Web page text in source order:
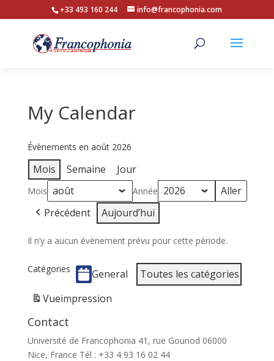
+33 493 160 244 info@francophonia.com
My Calendar
Évènements en août 2026
Mois Semaine Jour
Mois Année
Précédent Aujourd’hui
Il n’y a aucun évènement prévu pour cette période.
Catégories General
Toutes les catégories
Vueimpression
Contact
Université de Francophonia 41, rue Gounod 06000
Nice, France Tél : +33 4 93 16 02 44